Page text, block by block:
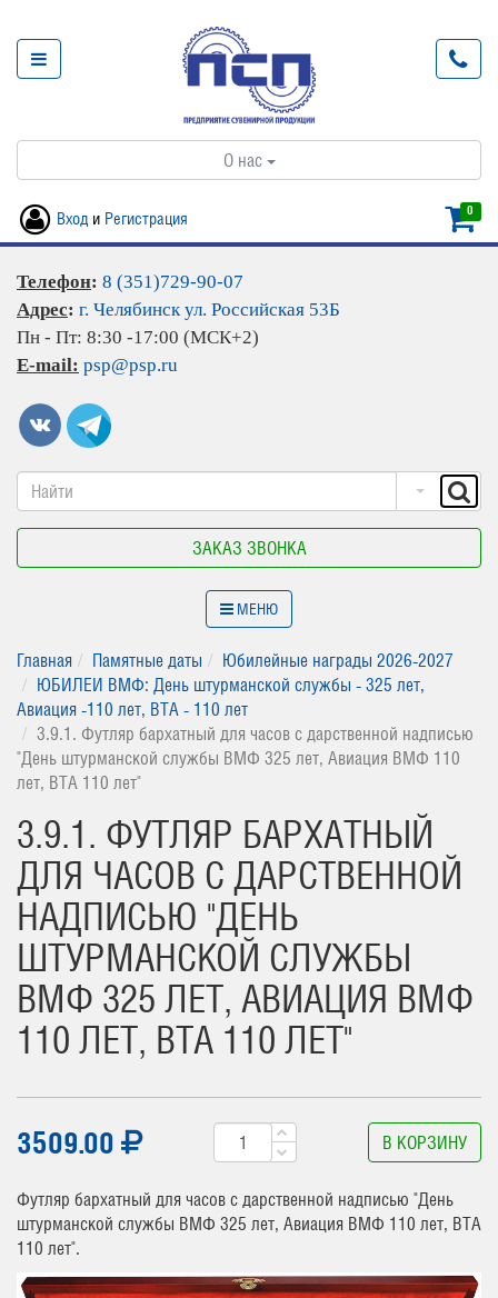
О нас
0
Вход и Регистрация
Телефон: 8 (351)729-90-07
Адрес: г. Челябинск ул. Российская 53Б
Пн - Пт: 8:30 -17:00 (МСК+2)
E-mail: psp@psp.ru
ЗАКАЗ ЗВОНКА
МЕНЮ
Главная Памятные даты
Юбилейные награды 2026-2027
ЮБИЛЕИ ВМФ: День штурманской службы - 325 лет,
Авиация -110 лет, ВТА - 110 лет
3.9.1. Футляр бархатный для часов с дарственной надписью
"День штурманской службы ВМФ 325 лет, Авиация ВМФ 110
лет, ВТА 110 лет"
3.9.1. ФУТЛЯР БАРХАТНЫЙ
ДЛЯ ЧАСОВ С ДАРСТВЕННОЙ
НАДПИСЬЮ "ДЕНЬ
ШТУРМАНСКОЙ СЛУЖБЫ
ВМФ 325 ЛЕТ, АВИАЦИЯ ВМФ
110 ЛЕТ, ВТА 110 ЛЕТ"
3509.00 В КОРЗИНУ
Футляр бархатный для часов с дарственной надписью "День
штурманской службы ВМФ 325 лет, Авиация ВМФ 110 лет, ВТА
110 лет".